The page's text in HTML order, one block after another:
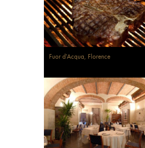
Fuor d'Acqua, Florence